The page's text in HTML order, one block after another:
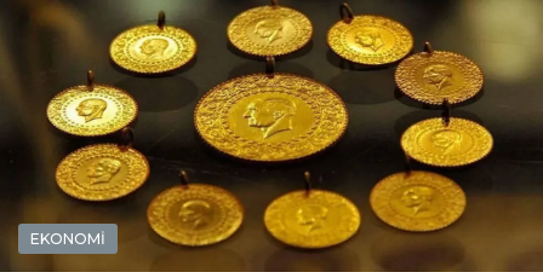
EKONOMİ